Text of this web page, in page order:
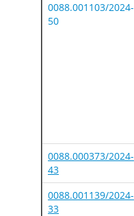
0088.001103/2024-
50
0088.000373/2024-
43
0088.001139/2024-
33